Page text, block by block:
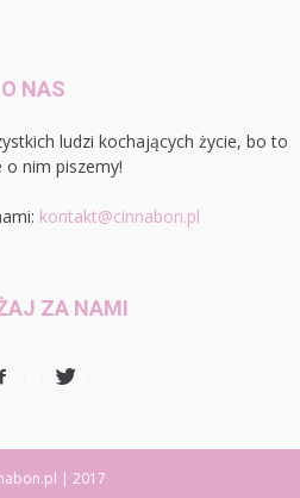
O NAS
ludzi kochających życie, bo to
o nim piszemy!
kontakt@cinnabon.pl
ZA NAMI
| 2017